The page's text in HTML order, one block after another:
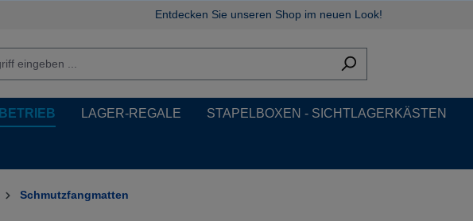
Entdecken Sie unseren Shop im neuen Look!
BETRIEB LAGER-REGALE STAPELBOXEN - SICHTLAGERKÄSTEN
Schmutzfangmatten